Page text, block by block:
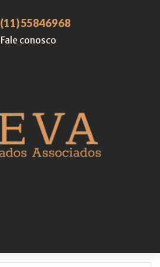
(11)55846968
Fale conosco